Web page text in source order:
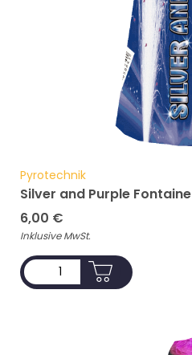
Pyrotechnik
Silver and Purple Fontaine
6,00 €
Inklusive MwSt.